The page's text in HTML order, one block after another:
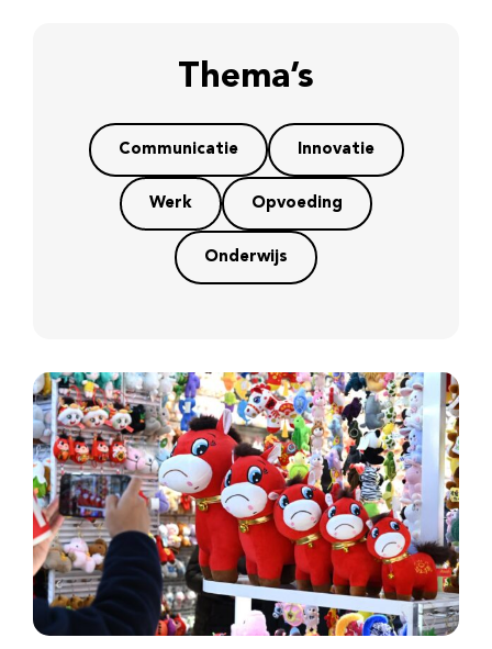
Thema’s
Communicatie Innovatie
Werk Opvoeding
Onderwijs